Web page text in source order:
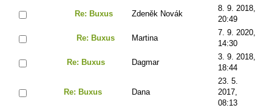
Re: Buxus Zdeněk Novák
8. 9. 2018,
20:49
Re: Buxus Martina
7. 9. 2020,
14:30
Re: Buxus Dagmar
3. 9. 2018,
18:44
Re: Buxus Dana
23. 5.
2017,
08:13